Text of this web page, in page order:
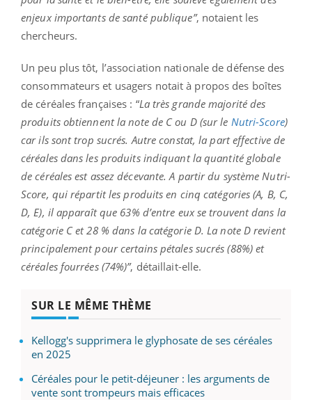
enjeux importants de santé publique”, notaient les
chercheurs.
Un peu plus tôt, l’association nationale de défense des
consommateurs et usagers notait à propos des boîtes
de céréales françaises : “La très grande majorité des
produits obtiennent la note de C ou D (sur le Nutri-Score)
car ils sont trop sucrés. Autre constat, la part effective de
céréales dans les produits indiquant la quantité globale
de céréales est assez décevante. A partir du système Nutri-
Score, qui répartit les produits en cinq catégories (A, B, C,
D, E), il apparaît que 63% d’entre eux se trouvent dans la
catégorie C et 28 % dans la catégorie D. La note D revient
principalement pour certains pétales sucrés (88%) et
céréales fourrées (74%)”, détaillait-elle.
SUR LE MÊME THÈME
Kellogg's supprimera le glyphosate de ses céréales
en 2025
Céréales pour le petit-déjeuner : les arguments de
vente sont trompeurs mais efficaces